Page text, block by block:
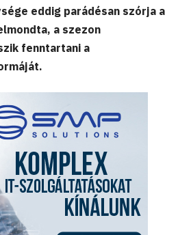
eddig parádésan szórja a
a szezon
fenntartani a